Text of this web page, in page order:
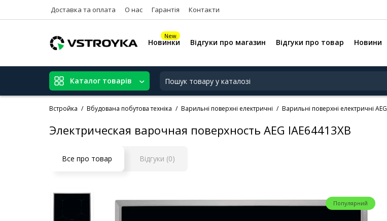
Доставка та оплата О нас Гарантія Контакти
New
Новинки Відгуки про магазин Відгуки про товар Новини
Каталог товарів
Встройка Вбудована побутова техніка Варильні поверхні електричні Варильні поверхні електричні AEG
Электрическая варочная поверхность AEG IAE64413XB
Все про товар Відгуки (0)
Популярний